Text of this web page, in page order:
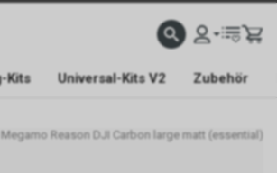
DER ÖFFNUNGSZEITEN. GRATIS VERSAND AB
Kits Universal-Kits V2 Zubehör
Megamo Reason DJI Carbon large matt (essential)